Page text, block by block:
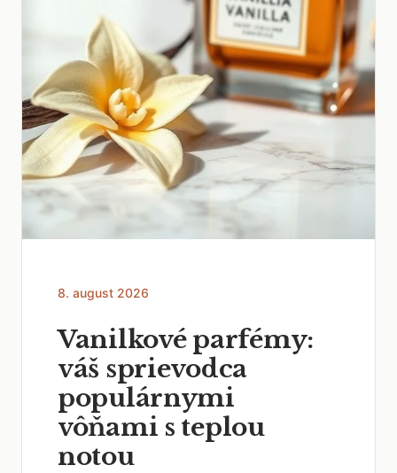
8. august 2026
Vanilkové parfémy:
váš sprievodca
populárnymi
vôňami s teplou
notou